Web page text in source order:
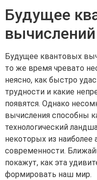
Будущее
вычислений
Будущее квантовых
то же время чревато
неясно, как быстро
трудности и какие
появятся. Однако
вычисления способны
технологический
некоторых из наиболее
современности.
покажут, как эта
формировать наш мир.